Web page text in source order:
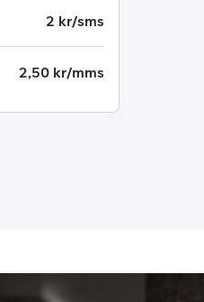
2 kr/sms
2,50 kr/mms